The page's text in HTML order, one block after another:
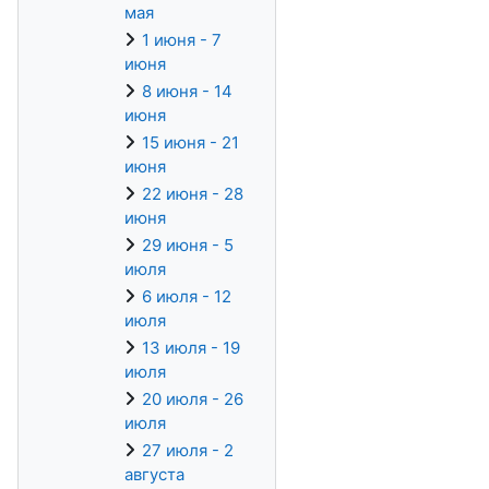
мая
1 июня - 7
июня
8 июня - 14
июня
15 июня - 21
июня
22 июня - 28
июня
29 июня - 5
июля
6 июля - 12
июля
13 июля - 19
июля
20 июля - 26
июля
27 июля - 2
августа